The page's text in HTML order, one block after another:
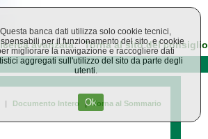
avanzata Torna al sito del consiglio
| Documento Intero | Torna al Sommario
Questa banca dati utilizza solo cookie tecnici,
per il funzionamento del sito, e cookie
migliorare la navigazione e raccogliere dati
aggregati sull'utilizzo del sito da parte degli
utenti.
Ok